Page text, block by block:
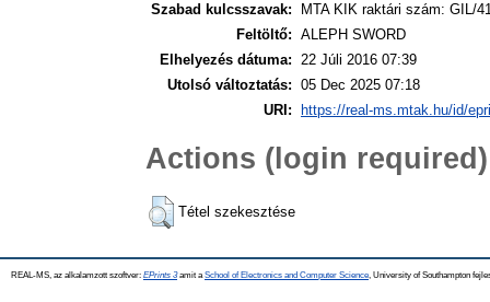
Szabad kulcsszavak:
MTA KIK raktári szám: GIL/
Feltöltő: ALEPH SWORD
Elhelyezés dátuma: 22 Júli 2016 07:39
Utolsó változtatás: 05 Dec 2025 07:18
URI:
https://real-ms.mtak.hu/id/
Actions (login required)
Tétel szekesztése
REAL-MS, az alkalamzott szoftver: EPrints 3amit a School of Electronics and Computer Science , University of Southampton